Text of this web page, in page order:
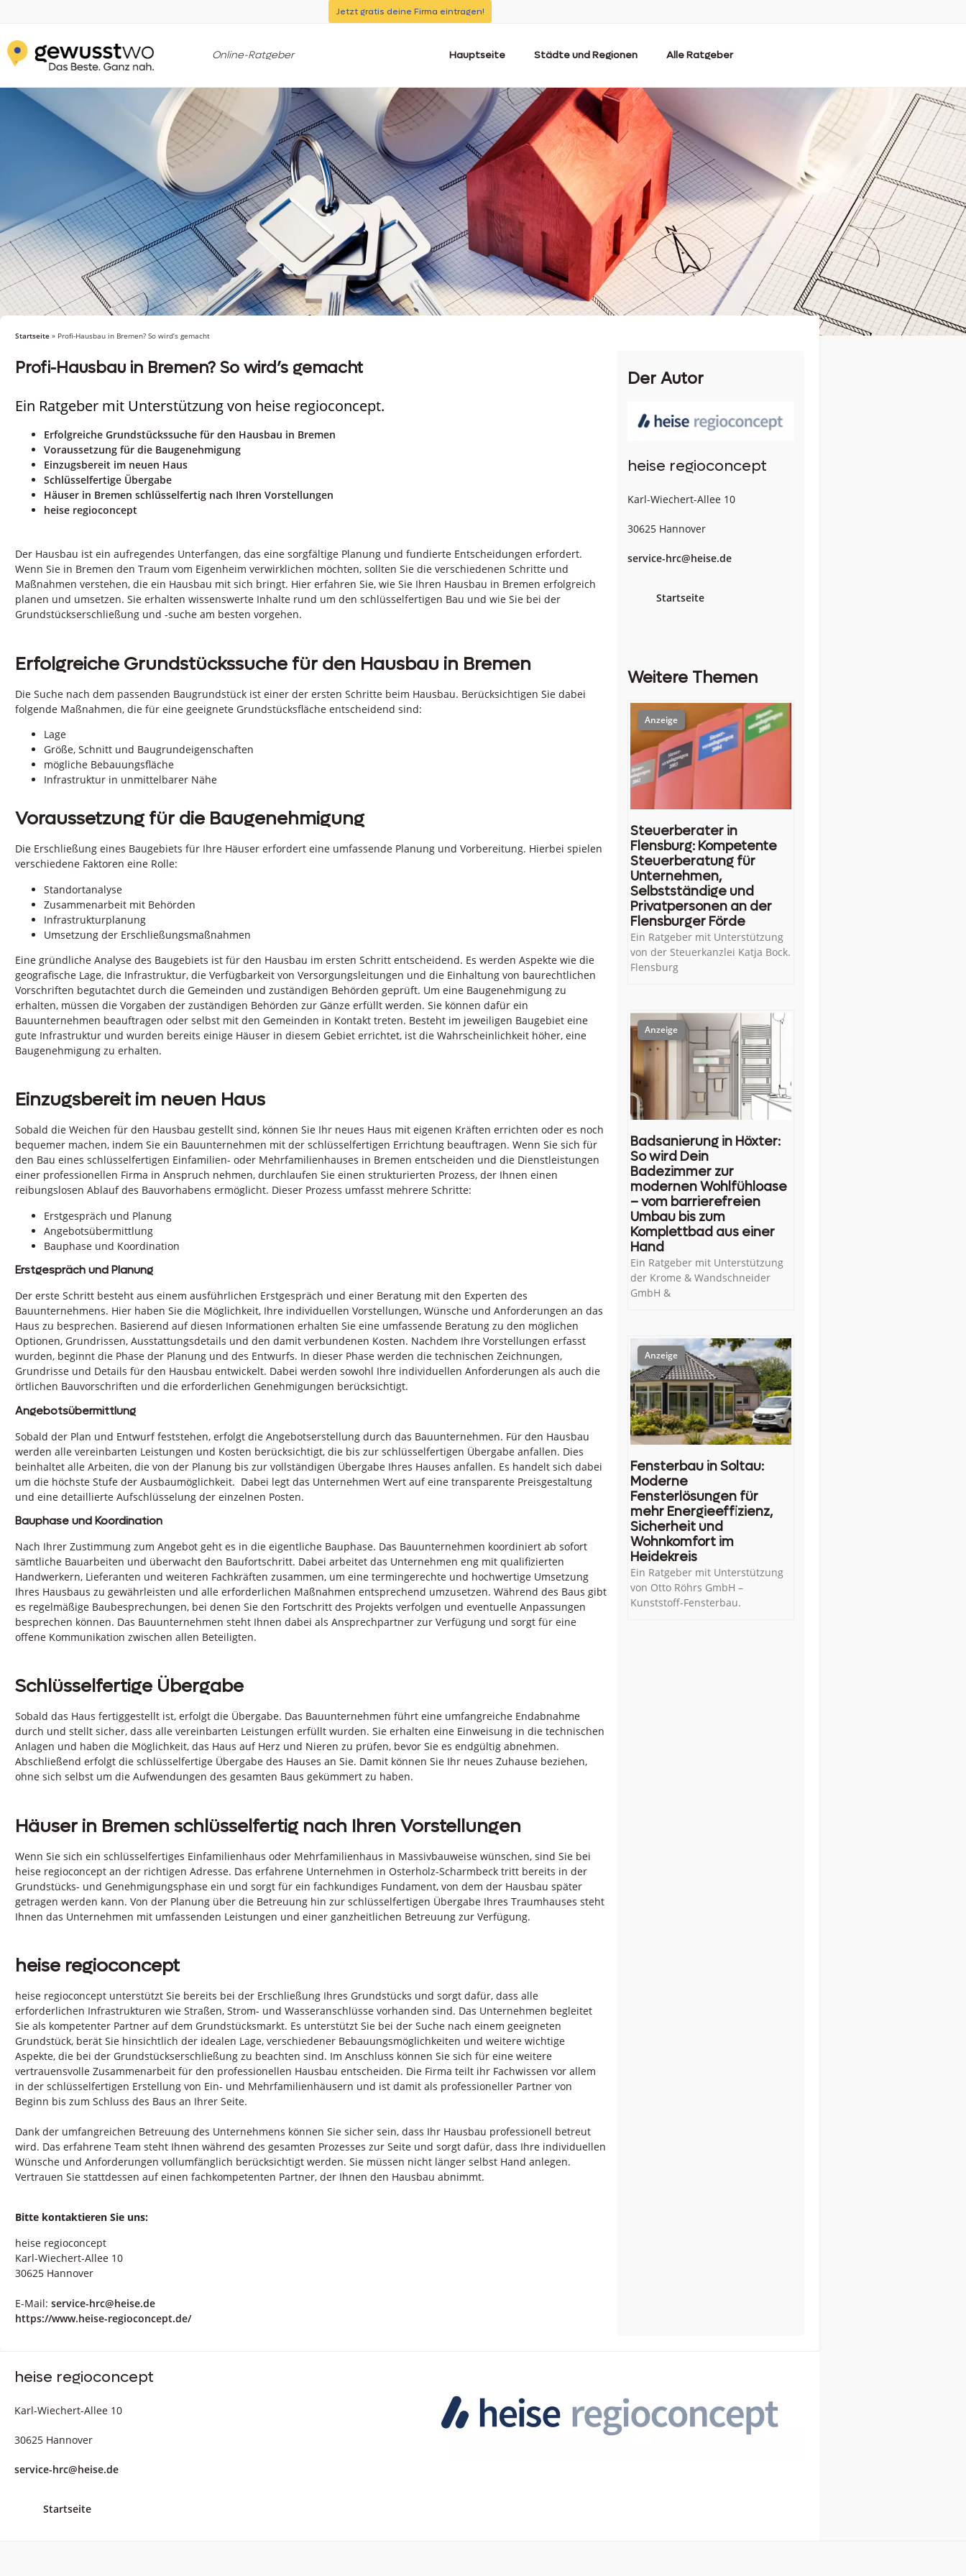
Jetzt gratis deine Firma eintragen!
Online-Ratgeber Hauptseite Städte und Regionen Alle Ratgeber
Startseite » Profi-Hausbau in Bremen? So wird’s gemacht
Profi-Hausbau in Bremen? So wird’s gemacht
Ein Ratgeber mit Unterstützung von heise regioconcept.
Erfolgreiche Grundstückssuche für den Hausbau in Bremen
Voraussetzung für die Baugenehmigung
Einzugsbereit im neuen Haus
Schlüsselfertige Übergabe
Häuser in Bremen schlüsselfertig nach Ihren Vorstellungen
heise regioconcept
Der Hausbau ist ein aufregendes Unterfangen, das eine sorgfältige Planung und fundierte Entscheidungen erfordert.
Wenn Sie in Bremen den Traum vom Eigenheim verwirklichen möchten, sollten Sie die verschiedenen Schritte und
Maßnahmen verstehen, die ein Hausbau mit sich bringt. Hier erfahren Sie, wie Sie Ihren Hausbau in Bremen erfolgreich
planen und umsetzen. Sie erhalten wissenswerte Inhalte rund um den schlüsselfertigen Bau und wie Sie bei der
Grundstückserschließung und -suche am besten vorgehen.
Erfolgreiche Grundstückssuche für den Hausbau in Bremen
Die Suche nach dem passenden Baugrundstück ist einer der ersten Schritte beim Hausbau. Berücksichtigen Sie dabei
folgende Maßnahmen, die für eine geeignete Grundstücksfläche entscheidend sind:
Lage
Größe, Schnitt und Baugrundeigenschaften
mögliche Bebauungsfläche
Infrastruktur in unmittelbarer Nähe
Voraussetzung für die Baugenehmigung
Die Erschließung eines Baugebiets für Ihre Häuser erfordert eine umfassende Planung und Vorbereitung. Hierbei spielen
verschiedene Faktoren eine Rolle:
Standortanalyse
Zusammenarbeit mit Behörden
Infrastrukturplanung
Umsetzung der Erschließungsmaßnahmen
Eine gründliche Analyse des Baugebiets ist für den Hausbau im ersten Schritt entscheidend. Es werden Aspekte wie die
geografische Lage, die Infrastruktur, die Verfügbarkeit von Versorgungsleitungen und die Einhaltung von baurechtlichen
Vorschriften begutachtet durch die Gemeinden und zuständigen Behörden geprüft. Um eine Baugenehmigung zu
erhalten, müssen die Vorgaben der zuständigen Behörden zur Gänze erfüllt werden. Sie können dafür ein
Bauunternehmen beauftragen oder selbst mit den Gemeinden in Kontakt treten. Besteht im jeweiligen Baugebiet eine
gute Infrastruktur und wurden bereits einige Häuser in diesem Gebiet errichtet, ist die Wahrscheinlichkeit höher, eine
Baugenehmigung zu erhalten.
Einzugsbereit im neuen Haus
Sobald die Weichen für den Hausbau gestellt sind, können Sie Ihr neues Haus mit eigenen Kräften errichten oder es noch
bequemer machen, indem Sie ein Bauunternehmen mit der schlüsselfertigen Errichtung beauftragen. Wenn Sie sich für
den Bau eines schlüsselfertigen Einfamilien- oder Mehrfamilienhauses in Bremen entscheiden und die Dienstleistungen
einer professionellen Firma in Anspruch nehmen, durchlaufen Sie einen strukturierten Prozess, der Ihnen einen
reibungslosen Ablauf des Bauvorhabens ermöglicht. Dieser Prozess umfasst mehrere Schritte:
Erstgespräch und Planung
Angebotsübermittlung
Bauphase und Koordination
Erstgespräch und Planung
Der erste Schritt besteht aus einem ausführlichen Erstgespräch und einer Beratung mit den Experten des
Bauunternehmens. Hier haben Sie die Möglichkeit, Ihre individuellen Vorstellungen, Wünsche und Anforderungen an das
Haus zu besprechen. Basierend auf diesen Informationen erhalten Sie eine umfassende Beratung zu den möglichen
Optionen, Grundrissen, Ausstattungsdetails und den damit verbundenen Kosten. Nachdem Ihre Vorstellungen erfasst
wurden, beginnt die Phase der Planung und des Entwurfs. In dieser Phase werden die technischen Zeichnungen,
Grundrisse und Details für den Hausbau entwickelt. Dabei werden sowohl Ihre individuellen Anforderungen als auch die
örtlichen Bauvorschriften und die erforderlichen Genehmigungen berücksichtigt.
Angebotsübermittlung
Sobald der Plan und Entwurf feststehen, erfolgt die Angebotserstellung durch das Bauunternehmen. Für den Hausbau
werden alle vereinbarten Leistungen und Kosten berücksichtigt, die bis zur schlüsselfertigen Übergabe anfallen. Dies
beinhaltet alle Arbeiten, die von der Planung bis zur vollständigen Übergabe Ihres Hauses anfallen. Es handelt sich dabei
um die höchste Stufe der Ausbaumöglichkeit. Dabei legt das Unternehmen Wert auf eine transparente Preisgestaltung
und eine detaillierte Aufschlüsselung der einzelnen Posten.
Bauphase und Koordination
Nach Ihrer Zustimmung zum Angebot geht es in die eigentliche Bauphase. Das Bauunternehmen koordiniert ab sofort
sämtliche Bauarbeiten und überwacht den Baufortschritt. Dabei arbeitet das Unternehmen eng mit qualifizierten
Handwerkern, Lieferanten und weiteren Fachkräften zusammen, um eine termingerechte und hochwertige Umsetzung
Ihres Hausbaus zu gewährleisten und alle erforderlichen Maßnahmen entsprechend umzusetzen. Während des Baus gibt
es regelmäßige Baubesprechungen, bei denen Sie den Fortschritt des Projekts verfolgen und eventuelle Anpassungen
besprechen können. Das Bauunternehmen steht Ihnen dabei als Ansprechpartner zur Verfügung und sorgt für eine
offene Kommunikation zwischen allen Beteiligten.
Schlüsselfertige Übergabe
Sobald das Haus fertiggestellt ist, erfolgt die Übergabe. Das Bauunternehmen führt eine umfangreiche Endabnahme
durch und stellt sicher, dass alle vereinbarten Leistungen erfüllt wurden. Sie erhalten eine Einweisung in die technischen
Anlagen und haben die Möglichkeit, das Haus auf Herz und Nieren zu prüfen, bevor Sie es endgültig abnehmen.
Abschließend erfolgt die schlüsselfertige Übergabe des Hauses an Sie. Damit können Sie Ihr neues Zuhause beziehen,
ohne sich selbst um die Aufwendungen des gesamten Baus gekümmert zu haben.
Häuser in Bremen schlüsselfertig nach Ihren Vorstellungen
Wenn Sie sich ein schlüsselfertiges Einfamilienhaus oder Mehrfamilienhaus in Massivbauweise wünschen, sind Sie bei
heise regioconcept an der richtigen Adresse. Das erfahrene Unternehmen in Osterholz-Scharmbeck tritt bereits in der
Grundstücks- und Genehmigungsphase ein und sorgt für ein fachkundiges Fundament, von dem der Hausbau später
getragen werden kann. Von der Planung über die Betreuung hin zur schlüsselfertigen Übergabe Ihres Traumhauses steht
Ihnen das Unternehmen mit umfassenden Leistungen und einer ganzheitlichen Betreuung zur Verfügung.
heise regioconcept
heise regioconcept unterstützt Sie bereits bei der Erschließung Ihres Grundstücks und sorgt dafür, dass alle
erforderlichen Infrastrukturen wie Straßen, Strom- und Wasseranschlüsse vorhanden sind. Das Unternehmen begleitet
Sie als kompetenter Partner auf dem Grundstücksmarkt. Es unterstützt Sie bei der Suche nach einem geeigneten
Grundstück, berät Sie hinsichtlich der idealen Lage, verschiedener Bebauungsmöglichkeiten und weitere wichtige
Aspekte, die bei der Grundstückserschließung zu beachten sind. Im Anschluss können Sie sich für eine weitere
vertrauensvolle Zusammenarbeit für den professionellen Hausbau entscheiden. Die Firma teilt ihr Fachwissen vor allem
in der schlüsselfertigen Erstellung von Ein- und Mehrfamilienhäusern und ist damit als professioneller Partner von
Beginn bis zum Schluss des Baus an Ihrer Seite.
Dank der umfangreichen Betreuung des Unternehmens können Sie sicher sein, dass Ihr Hausbau professionell betreut
wird. Das erfahrene Team steht Ihnen während des gesamten Prozesses zur Seite und sorgt dafür, dass Ihre individuellen
Wünsche und Anforderungen vollumfänglich berücksichtigt werden. Sie müssen nicht länger selbst Hand anlegen.
Vertrauen Sie stattdessen auf einen fachkompetenten Partner, der Ihnen den Hausbau abnimmt.
Bitte kontaktieren Sie uns:
heise regioconcept
Karl-Wiechert-Allee 10
30625 Hannover
E-Mail: service-hrc@heise.de
https://www.heise-regioconcept.de/
Der Autor
heise regioconcept
Karl-Wiechert-Allee 10
30625 Hannover
service-hrc@heise.de
Startseite
Weitere Themen
Steuerberater in
Flensburg: Kompetente
Steuerberatung für
Unternehmen,
Selbstständige und
Privatpersonen an der
Flensburger Förde
Ein Ratgeber mit Unterstützung
von der Steuerkanzlei Katja Bock.
Flensburg
Badsanierung in Höxter:
So wird Dein
Badezimmer zur
modernen Wohlfühloase
– vom barrierefreien
Umbau bis zum
Komplettbad aus einer
Hand
Ein Ratgeber mit Unterstützung
der Krome & Wandschneider
GmbH &
Fensterbau in Soltau:
Moderne
Fensterlösungen für
mehr Energieeffizienz,
Sicherheit und
Wohnkomfort im
Heidekreis
Ein Ratgeber mit Unterstützung
von Otto Röhrs GmbH –
Kunststoff-Fensterbau.
heise regioconcept
Karl-Wiechert-Allee 10
30625 Hannover
service-hrc@heise.de
Startseite